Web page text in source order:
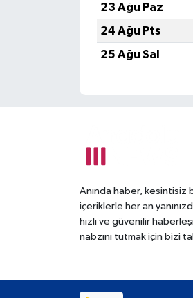
23 Ağu Paz
24 Ağu Pts
25 Ağu Sal
Anında haber, kesintisiz
içeriklerle her an
hızlı ve güvenilir
nabzını tutmak için bizi